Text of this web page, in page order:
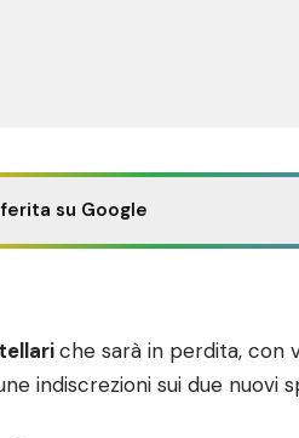
su Google
che sarà in perdita, con
indiscrezioni sui due nuovi